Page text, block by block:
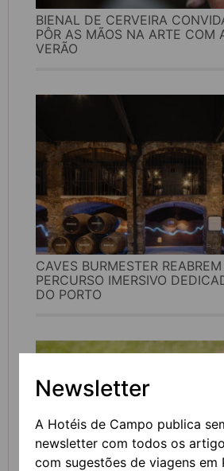
Newsletter
A Hotéis de Campo publica
newsletter com todos os
com sugestões de viagens em
BIENAL DE CERVEIRA
PÔR AS MÃOS NA ARTE COM
VERÃO
CAVES BURMESTER
PERCURSO IMERSIVO
DO PORTO